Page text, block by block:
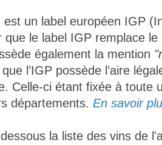
est un label européen IGP
que le label IGP remplace
également la mention
l’IGP possède l’aire
Celle-ci étant fixée à toute
départements. En savoir
la liste des vins de